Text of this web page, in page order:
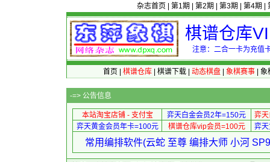
杂志首页 第1期 第2期 第3期 第4期
棋谱仓库
注意：二合一卡为充值
首页 棋谱仓库| 棋谱下载| 动态棋盘| 象棋赛事| 象
-=> 公告信息
本站淘宝店铺 - 支付宝 弈天白金会员2年=150元
弈
弈天黄金会员年卡=100元
棋谱仓库vip会员=100元 弈
常用编排软件(云蛇 至尊 编排大师 小河